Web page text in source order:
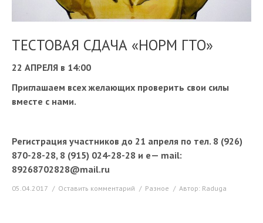
ТЕСТОВАЯ СДАЧА «НОРМ ГТО»
22 АПРЕЛЯ в 14:00
Приглашаем всех желающих проверить свои силы
вместе с нами.
Регистрация участников до 21 апреля по тел. 8 (926)
870-28-28, 8 (915) 024-28-28 и e— mail:
89268702828@mail.ru
05.04.2017 Оставить комментарий Разное Автор: Raduga